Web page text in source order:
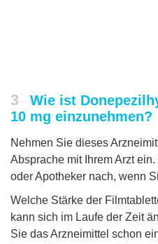
3
Wie ist
10 mg einzunehmen?
Nehmen Sie dieses
Absprache mit Ihrem Arzt
oder Apotheker nach, wenn
Welche Stärke der
kann sich im Laufe der Zeit
Sie das Arzneimittel schon